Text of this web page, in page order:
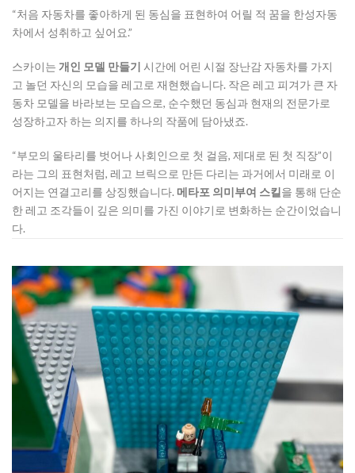
“처음 자동차를 좋아하게 된 동심을 표현하여 어릴 적 꿈을 한성자동
차에서 성취하고 싶어요.”
스카이는 개인 모델 만들기 시간에 어린 시절 장난감 자동차를 가지
고 놀던 자신의 모습을 레고로 재현했습니다. 작은 레고 피겨가 큰 자
동차 모델을 바라보는 모습으로, 순수했던 동심과 현재의 전문가로
성장하고자 하는 의지를 하나의 작품에 담아냈죠.
“부모의 울타리를 벗어나 사회인으로 첫 걸음, 제대로 된 첫 직장”이
라는 그의 표현처럼, 레고 브릭으로 만든 다리는 과거에서 미래로 이
어지는 연결고리를 상징했습니다. 메타포 의미부여 스킬을 통해 단순
한 레고 조각들이 깊은 의미를 가진 이야기로 변화하는 순간이었습니
다.